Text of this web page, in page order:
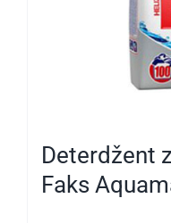
Deterdžent
Faks